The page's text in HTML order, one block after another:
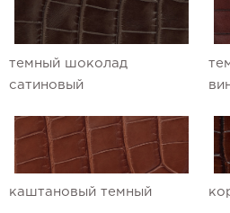
темный шоколад
сатиновый
каштановый темный
Ремешки для часов Tag Heuer
Ремешки для часов Tiffany
Ремешки для часов
Constantin
Ремешки для часов Zenith